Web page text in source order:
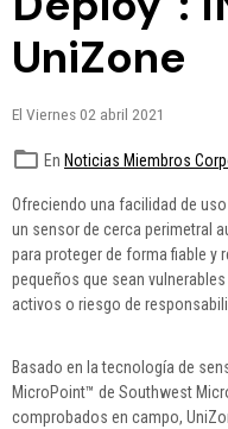
UniZone
El Viernes 02 abril 2021
En Noticias Miembros
Ofreciendo una facilidad de
un sensor de cerca perimetral
para proteger de forma fiable y
pequeños que sean
activos o riesgo de
Basado en la tecnología de
MicroPoint™ de Southwest
comprobados en campo,